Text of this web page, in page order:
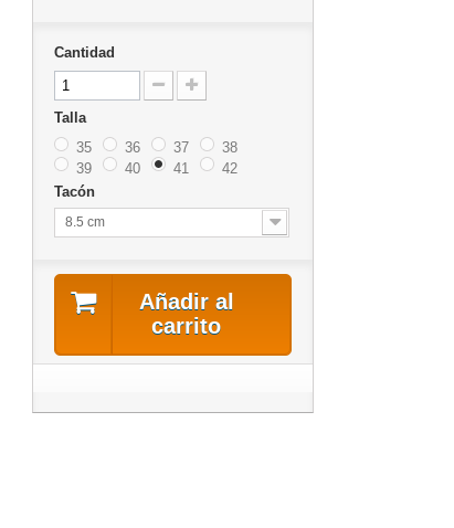
Cantidad
Talla
35
36 37
38
39
40 41
42
Tacón
8.5 cm
Añadir al
carrito